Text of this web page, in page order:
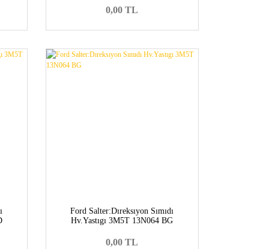
0,00 TL
Ford Salter:Dıreksıyon Sımıdı
Hv.Yastıgı 3M5T 13N064 BG
0,00 TL